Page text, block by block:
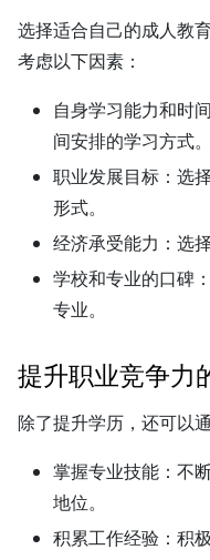
选择适合自己的成人教
考虑以下因素：
自身学习能力和时
间安排的学习方式。
职业发展目标： 选
形式。
经济承受能力： 选
学校和专业的口碑：
专业。
提升职业竞争力
除了提升学历，还可以
掌握专业技能： 不
地位。
积累工作经验： 积